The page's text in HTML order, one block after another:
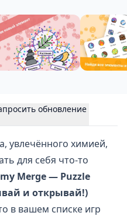
обновление
увлечённого химией,
для себя что-то
Merge — Puzzle
и открывай!)
в вашем списке игр